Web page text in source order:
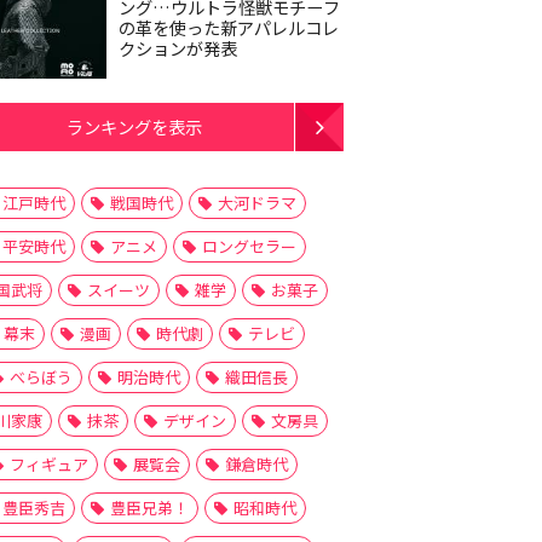
ング…ウルトラ怪獣モチーフ
の革を使った新アパレルコレ
クションが発表
ランキングを表示
江戸時代 戦国時代
大河ドラマ
平安時代
アニメ
ロングセラー
武将
スイーツ 雑学
お菓子
幕末
漫画 時代劇
テレビ
べらぼう
明治時代
織田信長
家康
抹茶 デザイン
文房具
フィギュア
展覧会
鎌倉時代
豊臣秀吉
豊臣兄弟！
昭和時代